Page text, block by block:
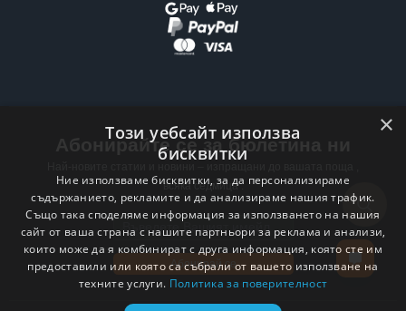
Абонирайте се за бюлетина ни
всяка седмица .
Email address
Абонирай се
×
Този уебсайт използва
бисквитки
Ние използваме бисквитки, за да персонализираме
съдържанието, рекламите и да анализираме нашия трафик.
Също така споделяме информация за използването на нашия
сайт от ваша страна с нашите партньори за реклама и анализи,
които може да я комбинират с друга информация, която сте им
предоставили или която са събрали от вашето използване на
техните услуги. Политика за поверителност